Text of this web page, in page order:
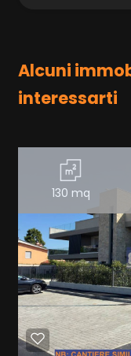
Alcuni
interessarti
130 mq